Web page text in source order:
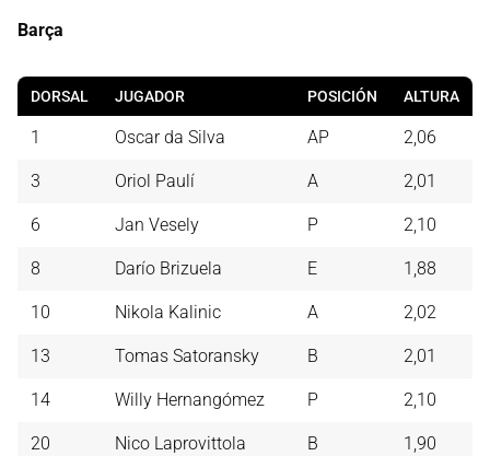
Barça
DORSAL JUGADOR POSICIÓN ALTURA
1 Oscar da Silva AP 2,06
3 Oriol Paulí A 2,01
6 Jan Vesely P 2,10
8 Darío Brizuela E 1,88
10 Nikola Kalinic A 2,02
13 Tomas Satoransky B 2,01
14 Willy Hernangómez P 2,10
20 Nico Laprovittola B 1,90